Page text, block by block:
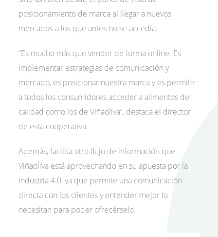
posicionamiento de marca al llegar a nuevos
mercados a los que antes no se accedía.
“Es mucho más que vender de forma online. Es
implementar estrategias de comunicación y
mercado, es posicionar nuestra marca y es permitir
a todos los consumidores acceder a alimentos de
calidad como los de Viñaoliva”, destaca el director
de esta cooperativa.
Además, facilita otro flujo de información que
Viñaoliva está aprovechando en su apuesta por la
industria 4.0, ya que permite una comunicación
directa con los clientes y entender mejor lo
necesitan para poder ofrecérselo.